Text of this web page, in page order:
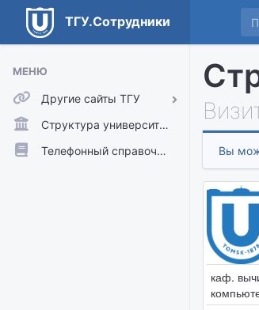
ТГУ.Сотрудники
МЕНЮ
Другие сайты ТГУ
ТГУ.Аккаунты
ТГУ.Расписание
Структура университета
Телефонный справочник
Вы
каф.